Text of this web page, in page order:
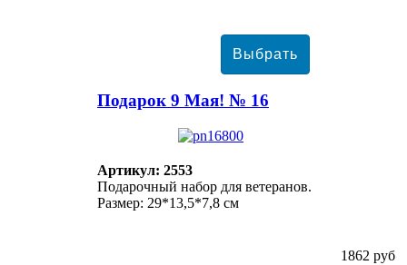
Подарок 9 Мая! № 16
Артикул: 2553
Подарочный набор для ветеранов.
Размер: 29*13,5*7,8 см
1862 руб